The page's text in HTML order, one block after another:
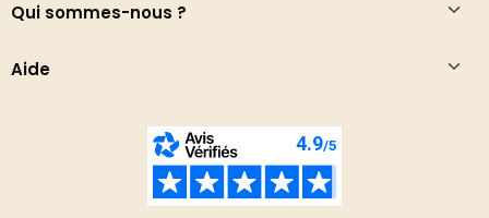
Qui sommes-nous ?
Aide